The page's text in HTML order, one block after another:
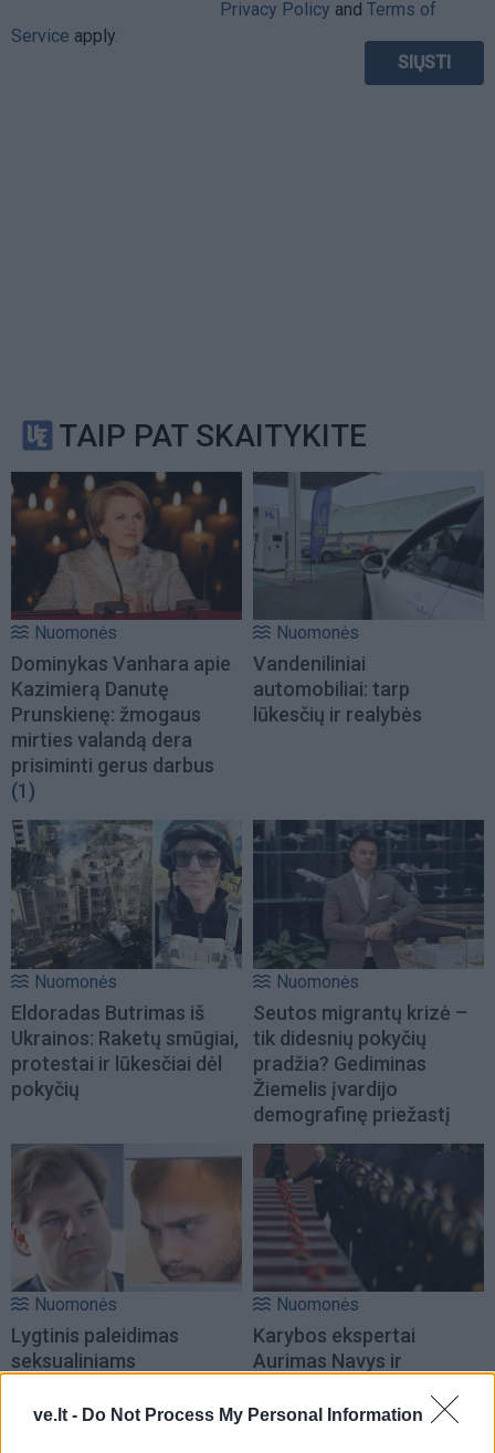
ve.lt - Do Not Process My Personal Information
Privacy Policy and Terms of
Service apply.
TAIP PAT SKAITYKITE
Nuomonės
Dominykas Vanhara apie
Kazimierą Danutę
Prunskienę: žmogaus
mirties valandą dera
prisiminti gerus darbus
(1)
Nuomonės
Vandeniliniai
automobiliai: tarp
lūkesčių ir realybės
Nuomonės
Eldoradas Butrimas iš
Ukrainos: Raketų smūgiai,
protestai ir lūkesčiai dėl
pokyčių
Nuomonės
Seutos migrantų krizė –
tik didesnių pokyčių
pradžia? Gediminas
Žiemelis įvardijo
demografinę priežastį
Nuomonės
Lygtinis paleidimas
seksualiniams
randa argumentų, aukos
Nuomonės
Karybos ekspertai
Aurimas Navys ir
baigsis karas(1)